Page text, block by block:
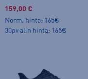
159,00 €
Norm. hinta: 165€
30pv alin hinta: 165€